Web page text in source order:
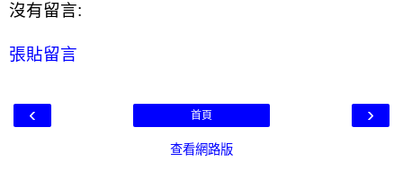
沒有留言:
張貼留言
‹ ›
首頁
查看網路版